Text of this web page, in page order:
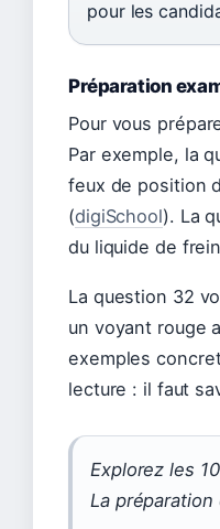
pour les
Préparation
Pour vous
Par exemple, la
feux de position
(digiSchool). La
du liquide de
La question 32
un voyant rouge
exemples
lecture : il faut
Explorez les
La